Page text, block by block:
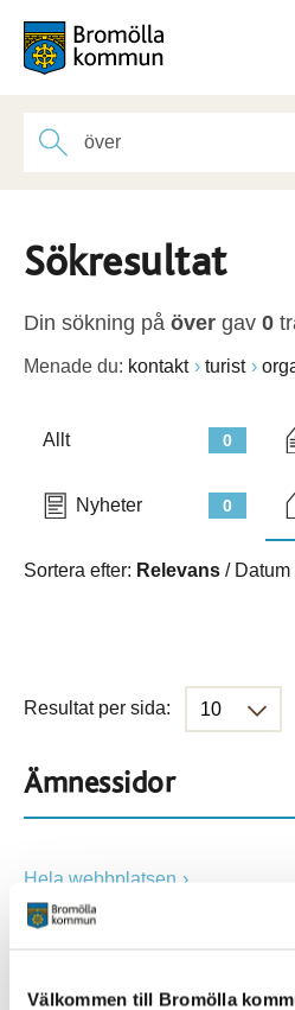
Välkommen till Bromölla
Sökresultat
Din sökning på över gav 0
Menade du: kontakt turist
0
Allt
0
Nyheter
Sortera efter: Relevans / Datum
Resultat per sida:
Ämnessidor
Hela webbplatsen